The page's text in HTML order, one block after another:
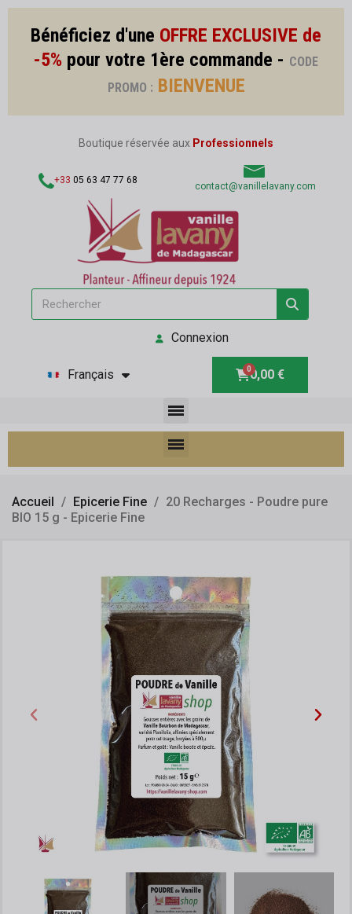
Bénéficiez d'une OFFRE EXCLUSIVE de
-5% pour votre 1ère commande - CODE
PROMO : BIENVENUE
Boutique réservée aux Professionnels
+33 05 63 47 77 68
contact@vanillelavany.com
Connexion
Français 0,00 €
Accueil Epicerie Fine
20 Recharges - Poudre pure
BIO 15 g - Epicerie Fine